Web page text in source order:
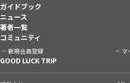
ガイドブック
ニュース
著者一覧
コミュニティ
新規会員登録 マ
GOOD LUCK TRIP